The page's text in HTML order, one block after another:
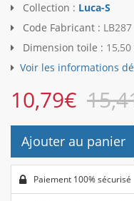
Collection : Luca-S
Code Fabricant : LB287
Dimension toile :
Voir les informations
10,79€
Ajouter au panier
Paiement 100% sécurisé